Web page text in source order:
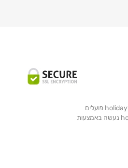
כל המידע באתר שלנו מבוסס על הנתונים האחרונים הידועים וכפי שקיבלנו מהספקים שלנו. מידע זה מתעדכן כל העת ויתכן כי אינו סופי. אנו ב holidayfinder פועלים
במלוא המרץ לאשר את הזמנתכם ויתכן כי יידרש לנו זמן נוסף. מידע נוסף תוכלו למצוא בדף התנאים הכללים שלנו. התשלום באתר holidayfinder.co.il נעשה באמצעות